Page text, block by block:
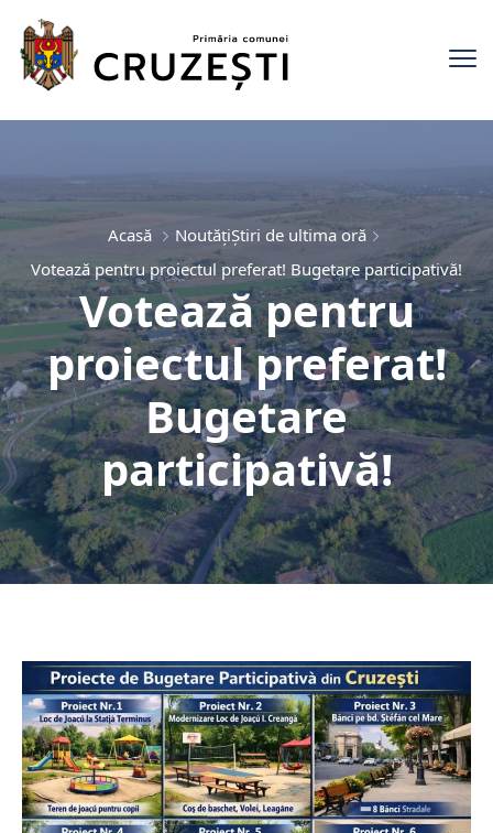
Acasă NoutățiȘtiri de ultima oră
Votează pentru proiectul preferat! Bugetare participativă!
Votează pentru
proiectul preferat!
Bugetare
participativă!